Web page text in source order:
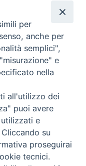
per
anche per
semplici",
e
nella
all'utilizzo dei
puoi avere
e
su
proseguirai
tecnici.